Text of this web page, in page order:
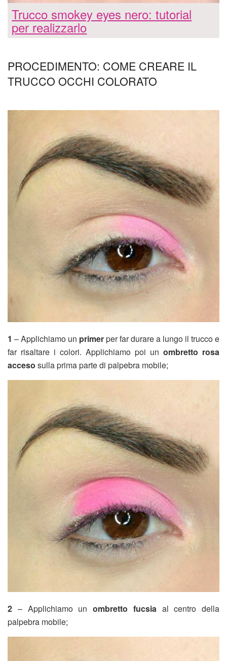
Trucco smokey eyes nero: tutorial
per realizzarlo
PROCEDIMENTO: COME CREARE IL
TRUCCO OCCHI COLORATO
1 – Applichiamo un primerper far durare a lungo il trucco e
far risaltare i colori. Applichiamo poi un ombretto rosa
acceso sulla prima parte di palpebra mobile;
2 – Applichiamo un ombretto fucsiaal centro della
palpebra mobile;